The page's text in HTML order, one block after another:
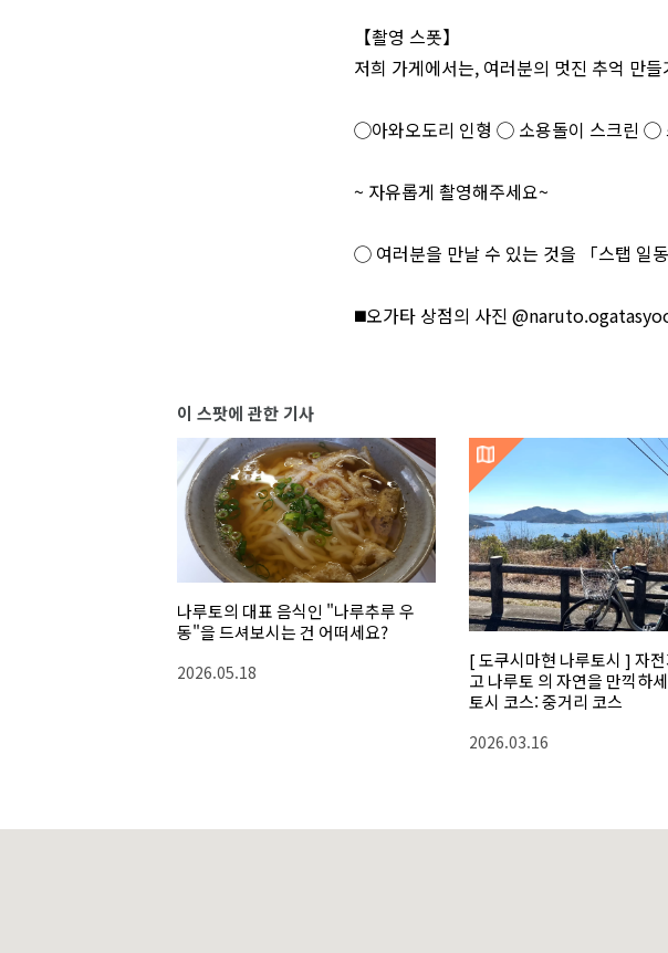
【촬영 스폿】
저희 가게에서는, 여러분의 멋진 추억 만
◯아와오도리 인형 ◯ 소용돌이 스크린 ◯
~ 자유롭게 촬영해주세요~
◯ 여러분을 만날 수 있는 것을 「스탭 일
◼️오가타 상점의 사진
이 스팟에 관한 기사
나루토의 대표 음식인 "나루추루 우
동"을 드셔보시는 건 어떠세요?
2026.05.18
[ 도쿠시마현 나루토시 ] 자
고 나루토 의 자연을 만끽하
토시 코스: 중거리 코스
2026.03.16